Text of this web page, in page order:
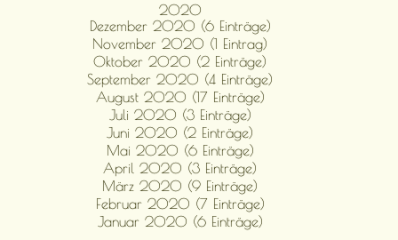
2020
Dezember 2020 (6 Einträge)
November 2020 (1 Eintrag)
Oktober 2020 (2 Einträge)
September 2020 (4 Einträge)
August 2020 (17 Einträge)
Juli 2020 (3 Einträge)
Juni 2020 (2 Einträge)
Mai 2020 (6 Einträge)
April 2020 (3 Einträge)
März 2020 (9 Einträge)
Februar 2020 (7 Einträge)
Januar 2020 (6 Einträge)